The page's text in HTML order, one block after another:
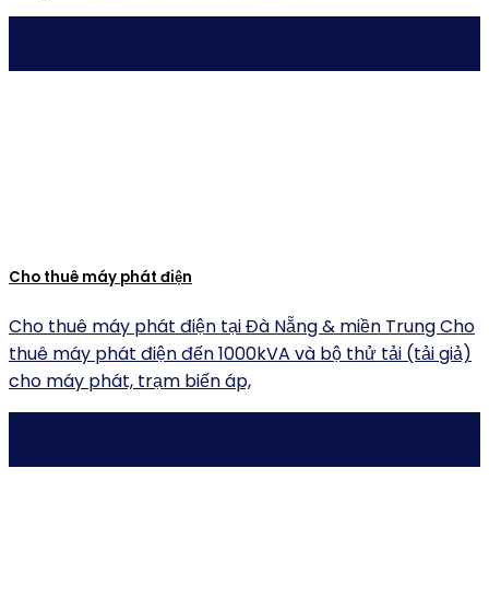
Cho thuê máy phát điện
Cho thuê máy phát điện tại Đà Nẵng & miền Trung Cho
thuê máy phát điện đến 1000kVA và bộ thử tải (tải giả)
cho máy phát, trạm biến áp,